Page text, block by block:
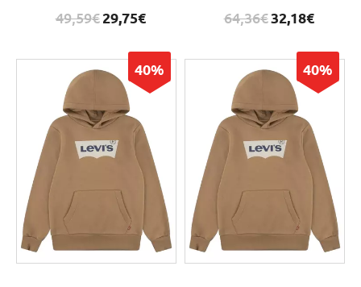
49,59€29,75€ 64,36€32,18€
40% 40%